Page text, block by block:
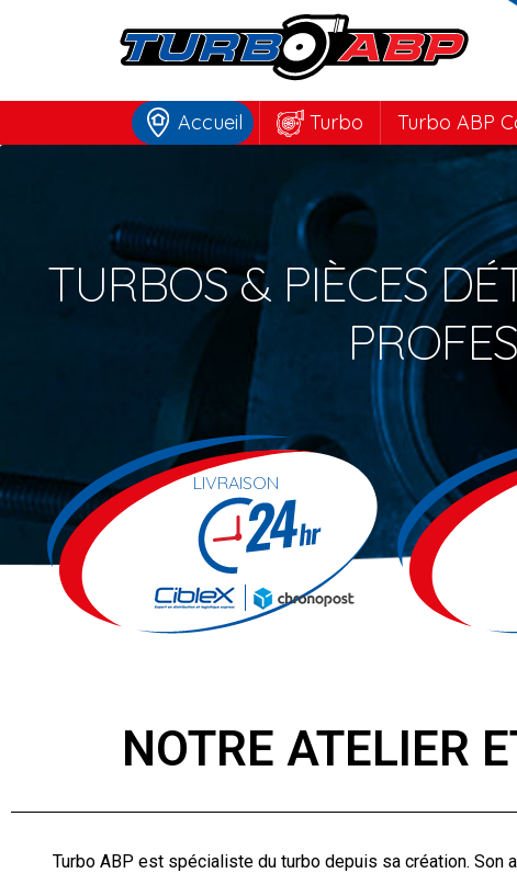
Accueil Turbo Turbo ABP
TURBOS& PIÈCES
LIVRAISON
NOTRE ATELIER
Turbo ABP est spécialiste du turbo depuis sa création. Son